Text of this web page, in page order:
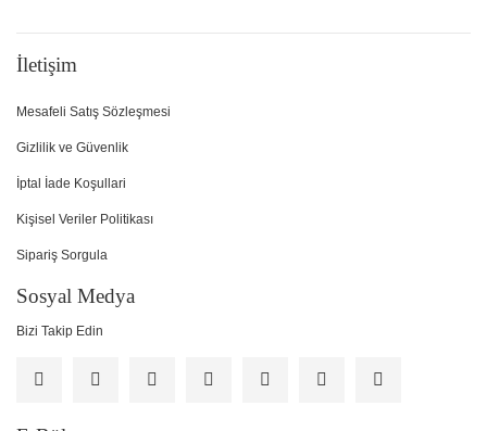
İletişim
Mesafeli Satış Sözleşmesi
Gizlilik ve Güvenlik
İptal İade Koşullari
Kişisel Veriler Politikası
Sipariş Sorgula
Sosyal Medya
Bizi Takip Edin